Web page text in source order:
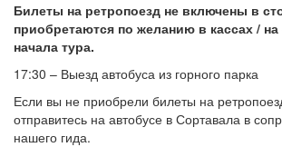
Билеты на ретропоезд не включены в
приобретаются по желанию в кассах /
начала тура.
17:30 – Выезд автобуса из горного парка
Если вы не приобрели билеты на
отправитесь на автобусе в Сортавала в
нашего гида.